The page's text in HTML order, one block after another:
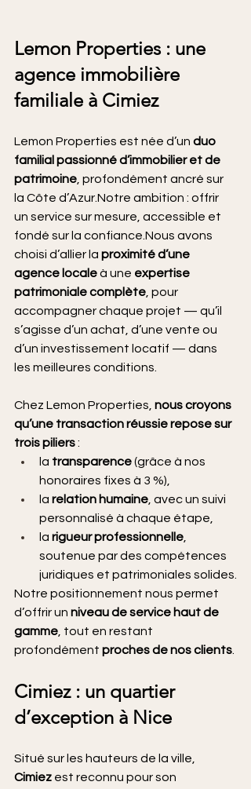
Lemon Properties : une
agence immobilière
familiale à Cimiez
Lemon Properties est née d’un duo
familial passionné d’immobilier et de
patrimoine , profondément ancré sur
la Côte d’Azur.Notre ambition : offrir
un service sur mesure, accessible et
fondé sur la confiance.Nous avons
choisi d’allier la proximité d’une
agence locale à une expertise
patrimoniale complète , pour
accompagner chaque projet — qu’il
s’agisse d’un achat, d’une vente ou
d’un investissement locatif — dans
les meilleures conditions.
Chez Lemon Properties, nous croyons
qu’une transaction réussie repose sur
trois piliers :
la transparence (grâce à nos
honoraires fixes à 3 %),
la relation humaine , avec un suivi
personnalisé à chaque étape,
la rigueur professionnelle
soutenue par des compétences
juridiques et patrimoniales solides.
Notre positionnement nous permet
d’offrir un niveau de service haut de
gamme , tout en restant
profondément proches de nos clients
Cimiez : un quartier
d’exception à Nice
Situé sur les hauteurs de la ville,
Cimiez est reconnu pour son